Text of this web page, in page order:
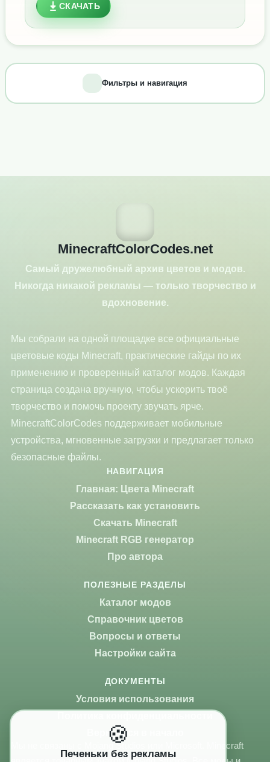
СКАЧАТЬ
Фильтры и навигация
MinecraftColorCodes.net
Самый дружелюбный архив цветов и модов.
Никогда никакой рекламы — только творчество и
вдохновение.
Мы собрали на одной площадке все официальные
цветовые коды Minecraft, практические гайды по их
применению и проверенный каталог модов. Каждая
страница создана вручную, чтобы ускорить твоё
творчество и помочь проекту звучать ярче.
MinecraftColorCodes поддерживает мобильные
устройства, мгновенные загрузки и предлагает только
безопасные файлы.
НАВИГАЦИЯ
Главная: Цвета Minecraft
Рассказать как установить
Скачать Minecraft
Minecraft RGB генератор
Про автора
ПОЛЕЗНЫЕ РАЗДЕЛЫ
Каталог модов
Справочник цветов
Вопросы и ответы
Настройки сайта
ДОКУМЕНТЫ
Условия использования
Вернуться в начало
Мы не связаны с Mojang Studios или Microsoft. Minecraft
🍪
Печеньки без рекламы